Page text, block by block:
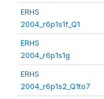
ERHS
2004_r6p1s1f_Q1
ERHS
2004_r6p1s1g
ERHS
2004_r6p1s2_Q1to7